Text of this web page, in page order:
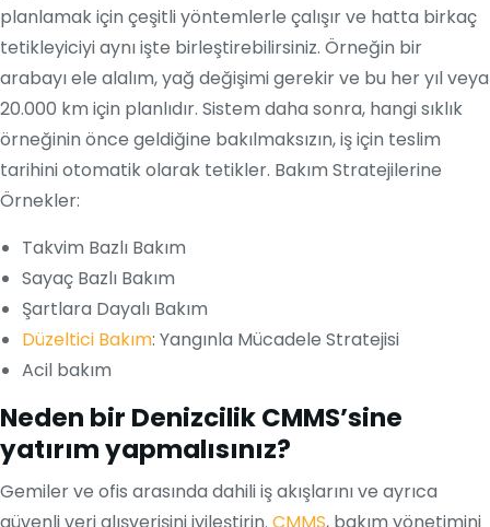
planlamak için çeşitli yöntemlerle çalışır ve hatta birkaç
tetikleyiciyi aynı işte birleştirebilirsiniz. Örneğin bir
arabayı ele alalım, yağ değişimi gerekir ve bu her yıl veya
20.000 km için planlıdır. Sistem daha sonra, hangi sıklık
örneğinin önce geldiğine bakılmaksızın, iş için teslim
tarihini otomatik olarak tetikler. Bakım Stratejilerine
Örnekler:
Takvim Bazlı Bakım
Sayaç Bazlı Bakım
Şartlara Dayalı Bakım
Düzeltici Bakım: Yangınla Mücadele Stratejisi
Acil bakım
Neden bir Denizcilik CMMS’sine
yatırım yapmalısınız?
Gemiler ve ofis arasında dahili iş akışlarını ve ayrıca
güvenli veri alışverişini iyileştirin. CMMS, bakım yönetimini